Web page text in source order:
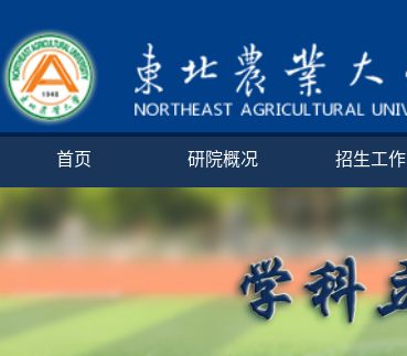
首页 研院概况 招生工作